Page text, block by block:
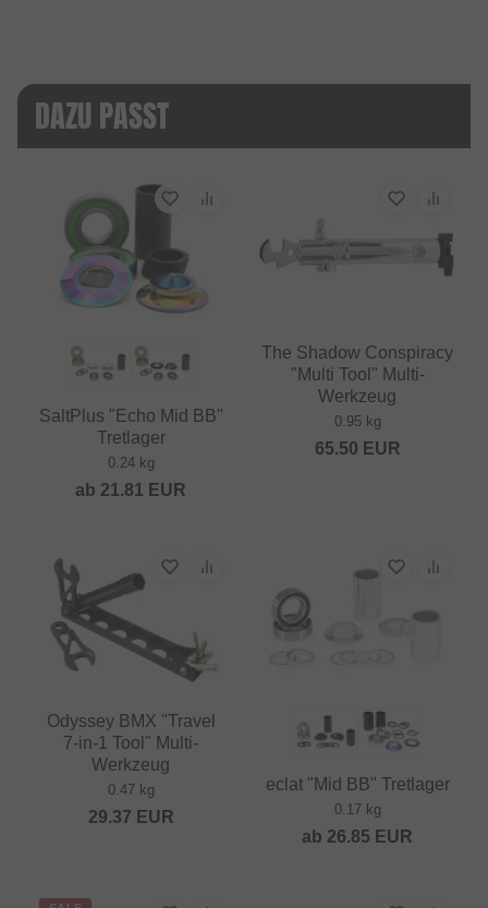
DAZU PASST
SaltPlus "Echo Mid BB"
Tretlager
0.24 kg
ab 21.81 EUR
The Shadow Conspiracy
"Multi Tool" Multi-
Werkzeug
0.95 kg
65.50 EUR
Odyssey BMX "Travel
7‑in‑1 Tool" Multi-
Werkzeug
0.47 kg
29.37 EUR
eclat "Mid BB" Tretlager
0.17 kg
ab 26.85 EUR